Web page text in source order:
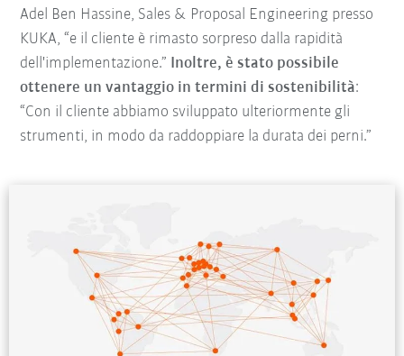
Adel Ben Hassine, Sales & Proposal Engineering presso
KUKA, “e il cliente è rimasto sorpreso dalla rapidità
dell'implementazione.” Inoltre, è stato possibile
ottenere un vantaggio in termini di sostenibilità:
“Con il cliente abbiamo sviluppato ulteriormente gli
strumenti, in modo da raddoppiare la durata dei perni.”